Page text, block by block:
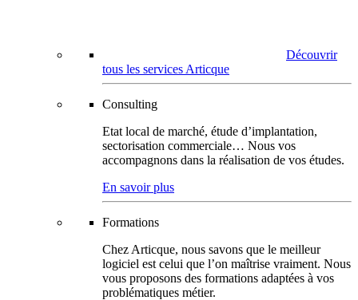
Découvrir
tous les services Articque
Consulting
Etat local de marché, étude d’implantation,
sectorisation commerciale… Nous vos
accompagnons dans la réalisation de vos études.
En savoir plus
Formations
Chez Articque, nous savons que le meilleur
logiciel est celui que l’on maîtrise vraiment. Nous
vous proposons des formations adaptées à vos
problématiques métier.